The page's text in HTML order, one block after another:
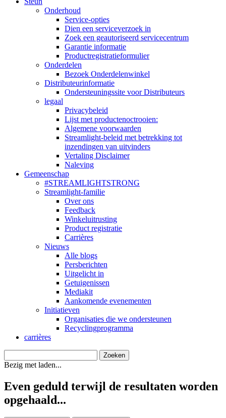
Onderhoud
Service-opties
Dien een serviceverzoek in
Zoek een geautoriseerd servicecentrum
Garantie informatie
Productregistratieformulier
Onderdelen
Bezoek Onderdelenwinkel
Distributeurinformatie
Ondersteuningssite voor Distributeurs
legaal
Privacybeleid
Lijst met productenoctrooien:
Algemene voorwaarden
Streamlight-beleid met betrekking tot
inzendingen van uitvinders
Vertaling Disclaimer
Naleving
Gemeenschap
#STREAMLIGHTSTRONG
Streamlight-familie
Over ons
Feedback
Winkeluitrusting
Product registratie
Carrières
Nieuws
Alle blogs
Persberichten
Uitgelicht in
Getuigenissen
Mediakit
Aankomende evenementen
Initiatieven
Organisaties die we ondersteunen
Recyclingprogramma
carrières
Bezig met laden...
Even geduld terwijl de resultaten worden
opgehaald...